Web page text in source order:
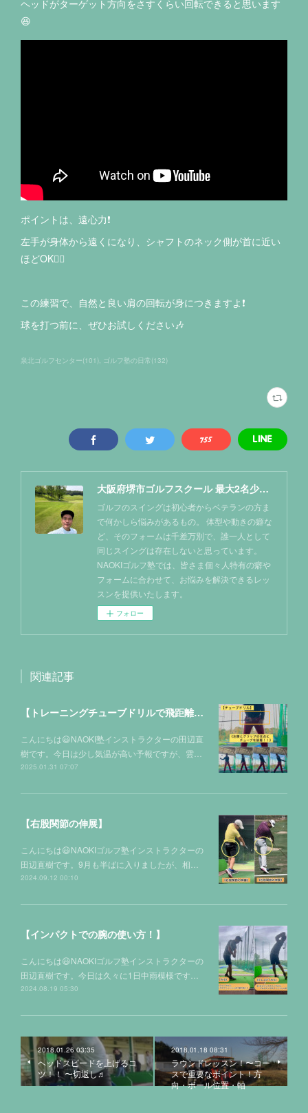
ヘッドがターゲット方向をさすくらい回転できると思います
😆
ポイントは、遠心力❗️
左手が身体から遠くになり、シャフトのネック側が首に近い
ほどOK🙆‍♂️
この練習で、自然と良い肩の回転が身につきますよ❗️
球を打つ前に、ぜひお試しください🎶
泉北ゴルフセンター(101) ゴルフ塾の日常(132)
大阪府堺市ゴルフスクール 最大2名少人数レッスン NAOKIゴルフ塾
ゴルフのスイングは初心者からベテランの方ま
で何かしら悩みがあるもの。 体型や動きの癖な
ど、そのフォームは千差万別で、誰一人として
同じスイングは存在しないと思っています。
NAOKIゴルフ塾では、皆さま個々人特有の癖や
フォームに合わせて、お悩みを解決できるレッ
スンを提供いたします。
フォロー
関連記事
【トレーニングチューブドリルで飛距離&安定性を得る！！】
こんにちは😃NAOKI塾インストラクターの田辺直
樹です。今日は少し気温が高い予報ですが、雲…
2025.01.31 07:07
【右股関節の伸展】
こんにちは😃NAOKIゴルフ塾インストラクターの
田辺直樹です。9月も半ばに入りましたが、相…
2024.09.12 00:10
【インパクトでの腕の使い方！】
こんにちは😃NAOKIゴルフ塾インストラクターの
田辺直樹です。今日は久々に1日中雨模様です…
2024.08.19 05:30
2018.01.26 03:35
ヘッドスピードを上げるコ
ツ！！ 〜切返し♬
2018.01.18 08:31
ラウンドレッスン！〜コー
スで重要なポイント！方
向・ボール位置・軸